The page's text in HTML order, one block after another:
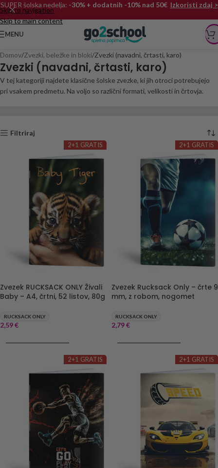
Skip to navigation
Skip to main content
SUPER šolska nedelja: -30% + dodatnih -10% nad 50€ Izkoristi zdaj >
MENU
Domov Zvezki, beležke in bloki Zvezki (navadni, črtasti, karo)
Zvezki (navadni, črtasti, karo)
V tej kategoriji najdete klasične šolske zvezke, ki jih otroci potrebujejo
pri vsakem predmetu. Na voljo so različni formati, velikosti in črtovja.
Filtriraj
2+1 GRATIS
Zvezek RUCKSACK ONLY Živali
Baby – A4, črtni, 52 listov, 80g
RUCKSACK ONLY
2,59€
2+1 GRATIS
Zvezek Rucksack Only – črte 9
mm, z robom, nogomet
RUCKSACK ONLY
2,79€
2+1 GRATIS 2+1 GRATIS